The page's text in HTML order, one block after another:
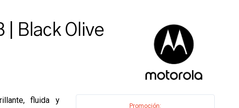
| Black Olive
Promoción:
fluida y